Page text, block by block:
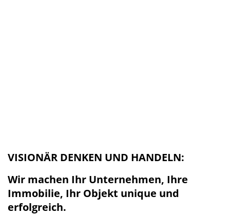
VISIONÄR DENKEN UND HANDELN:
Wir machen Ihr Unternehmen, Ihre
Immobilie, Ihr Objekt unique und
erfolgreich.